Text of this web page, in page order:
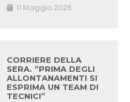
11 Maggio 2026
CORRIERE DELLA
SERA. “PRIMA DEGLI
ALLONTANAMENTI SI
ESPRIMA UN TEAM DI
TECNICI”